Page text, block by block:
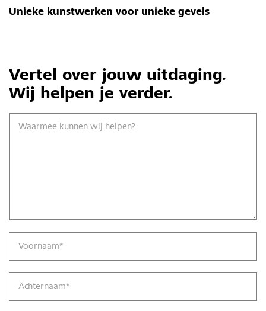
Unieke kunstwerken voor unieke gevels
Vertel over jouw uitdaging.
Wij helpen je verder.
Waarmee kunnen wij helpen?
Voornaam*
Achternaam*